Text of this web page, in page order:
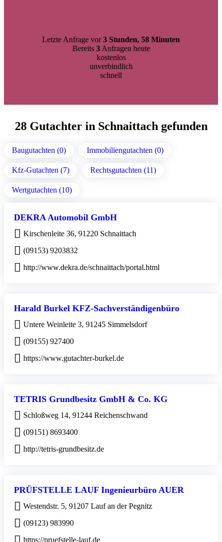
Letzte Anfrage vor3 Stunden, 58 Minuten
Bereits 3Anfragen heute
kostenlos
unverbindlich
schnell
28 Gutachter in Schnaittach gefunden
Baugutachten (0) Immobiliengutachten (0)
Kfz-Gutachten (7) Rechtsgutachten (11)
Wertgutachten (10)
DEKRA Automobil GmbH
Kirschenleite 36, 91220 Schnaittach
(09153) 9203832
http://www.dekra.de/schnaittach/portal.html
Harald Burkel KFZ-Sachverständigenbüro
Untere Weinleite 3, 91245 Simmelsdorf
(09155) 927400
https://www.gutachter-burkel.de
TETRIS Grundbesitz GmbH & Co. KG
Schloßweg 14, 91244 Reichenschwand
(09151) 8693400
http://tetris-grundbesitz.de
PRÜFSTELLE LAUF Ingenieurbüro AUER
Westendstr. 5, 91207 Lauf an der Pegnitz
(09123) 983990
https://pruefstelle-lauf.de